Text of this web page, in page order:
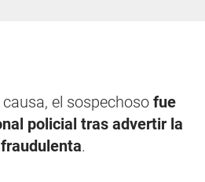
el sospechoso fue
policial tras advertir la
.